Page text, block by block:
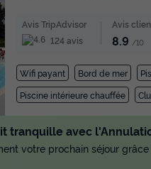
Avis TripAdvisor
124 avis
Avis
8.9 /10
Wifi payant Bord de mer
Piscine intérieure chauffée
tranquille avec
votre prochain séjour